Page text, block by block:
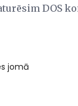
DOS
jomā